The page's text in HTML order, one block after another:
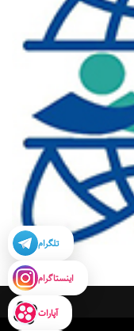
تلگرام
اینستاگرام
آپارات